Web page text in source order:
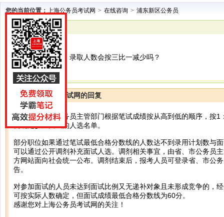
您的当前位置： 上海公务员考试网 > 在线咨询 > 浦东新区公务员
已解决
浦东新区公务员
实际面试人数少，录取人数会按三比一减少吗？
上海公务员考试网的回复
您好，省、市公务员主管部门根据笔试成绩按从高到低的顺序，按
例确定参加面试的人选名单。
部分职位如果通过笔试最低合格分数线的人数达不到录用计划数与
可以通过公开调剂补充面试人选。调剂相关事宜，由省、市公务员
方网站面向社会统一公布。调剂结束后，报考人员可登录省、市公
告。
对参加面试的人员未达到面试比例又无递补对象且未形成竞争的，
可按实际人数确定，但面试成绩最低合格分数线为60分。
感谢您对上海公务员考试网的关注！